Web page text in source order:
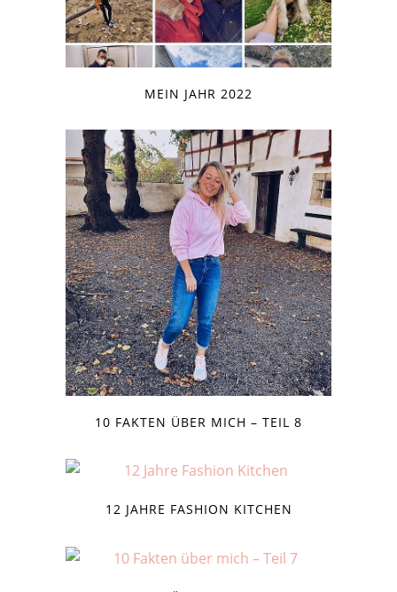
MEIN JAHR 2022
10 FAKTEN ÜBER MICH – TEIL 8
12 JAHRE FASHION KITCHEN